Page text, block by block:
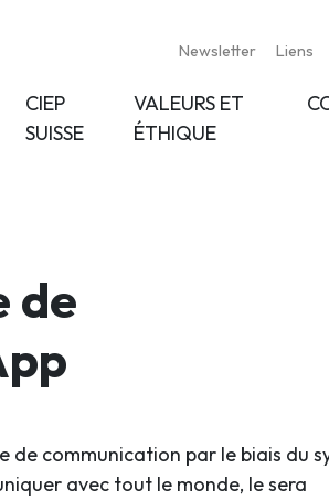
Newsletter Liens
CIEP
SUISSE
VALEURS ET
ÉTHIQUE
de
de communication par le biais du
avec tout le monde, le sera